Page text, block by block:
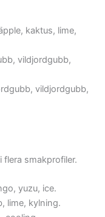
kaktus, lime,
vildjordgubb,
vildjordgubb,
smakprofiler.
yuzu, ice.
lime, kylning.